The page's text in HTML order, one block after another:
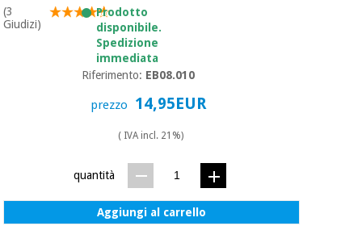
(3
Giudizi)
Prodotto
disponibile.
Spedizione
immediata
Riferimento: EB08.010
prezzo 14,95EUR
( IVA incl. 21%)
quantità
Aggiungi al carrello